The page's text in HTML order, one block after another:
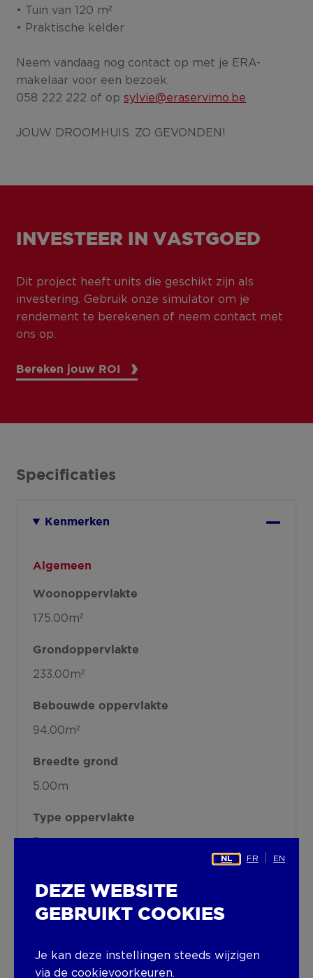
• Tuin van 120 m²
• Praktische kelder
Neem vandaag nog contact op met je ERA-
makelaar voor een bezoek.
058 222 222 of opsylvie@eraservimo.be
JOUW DROOMHUIS. ZO GEVONDEN!
INVESTEER IN VASTGOED
Dit project heeft units die geschikt zijn als
investering. Gebruik onze simulator om je
rendement te berekenen of neem contact met
ons op.
Bereken jouw ROI
Specificaties
Kenmerken
Algemeen
Woonoppervlakte
175.00m²
Grondoppervlakte
233.00m²
Bebouwde oppervlakte
94.00m²
Breedte grond
5.00m
Type oppervlakte
E
Centrum Residentieel
Nabij openbaar vervoer
NL FR EN
DEZE WEBSITE
GEBRUIKT COOKIES
Je kan deze instellingen steeds wijzigen
via de cookievoorkeuren.